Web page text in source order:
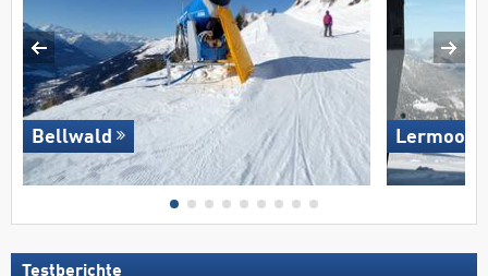
Bellwald Lermoos
Testberichte